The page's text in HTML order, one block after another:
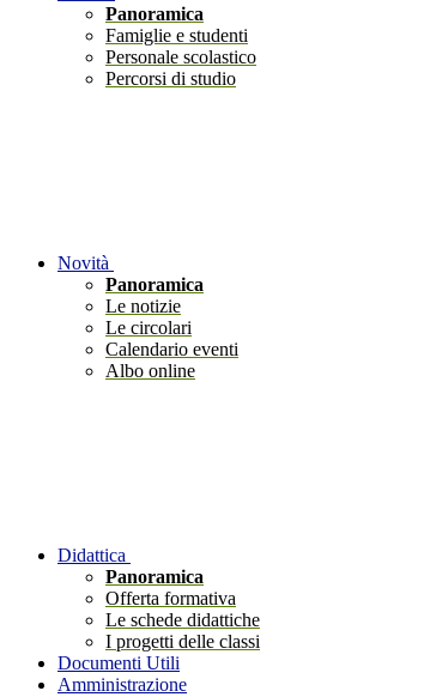
Panoramica
Famiglie e studenti
Personale scolastico
Percorsi di studio
Novità
Panoramica
Le notizie
Le circolari
Calendario eventi
Albo online
Didattica
Panoramica
Offerta formativa
Le schede didattiche
I progetti delle classi
Documenti Utili
Amministrazione